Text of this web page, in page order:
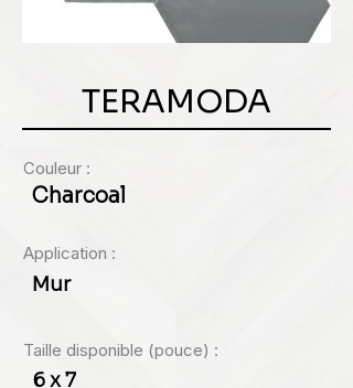
TERAMODA
Couleur :
Charcoal
Application :
Mur
Taille disponible (pouce) :
6 x 7